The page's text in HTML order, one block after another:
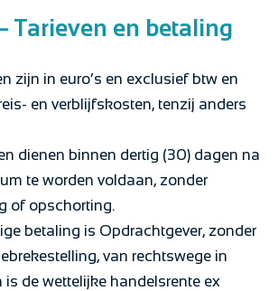
Tarieven en betaling
zijn in euro’s en exclusief btw en
en verblijfskosten, tenzij anders
dienen binnen dertig (30) dagen na
te worden voldaan, zonder
of opschorting.
betaling is Opdrachtgever, zonder
van rechtswege in
is de wettelijke handelsrente ex